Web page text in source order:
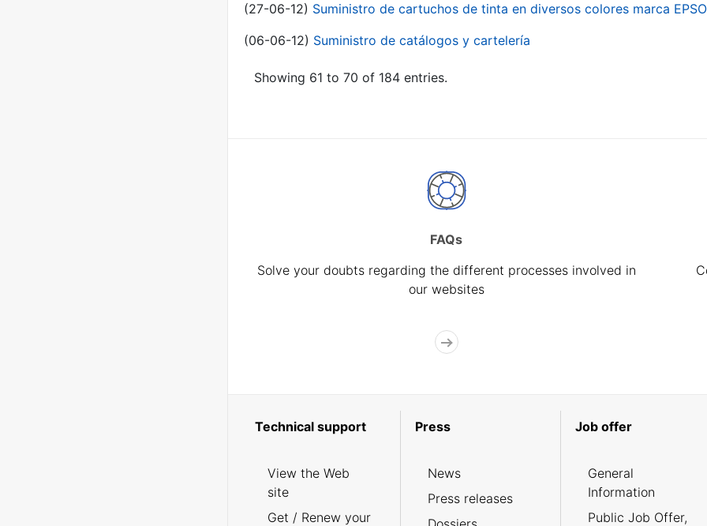
(27-06-12) Suministro de cartuchos de tinta en diversos colores marca
(06-06-12) Suministro de catálogos y cartelería
Showing 61 to 70 of 184 entries.
FAQs
Solve your doubts regarding the different processes involved in
our websites
Technical support
View the Web
site
Get / Renew your
Press
News
Press releases
Job offer
General
Information
Public Job Offer,